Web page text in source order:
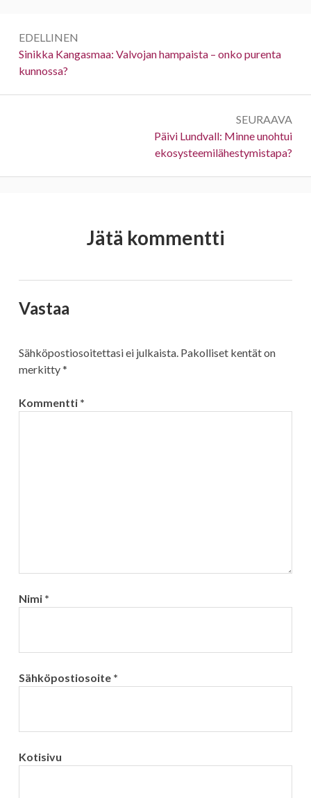
selaus
EDELLINEN
Edellinen:
Sinikka Kangasmaa: Valvojan hampaista – onko purenta
kunnossa?
SEURAAVA
Seuraava:
Päivi Lundvall: Minne unohtui
ekosysteemilähestymistapa?
Jätä kommentti
Vastaa
Sähköpostiosoitettasi ei julkaista. Pakolliset kentät on
merkitty*
Kommentti *
Nimi *
Sähköpostiosoite *
Kotisivu